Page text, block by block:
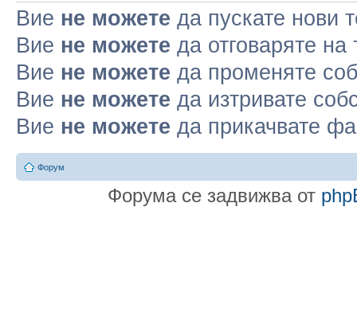
Вие не можете да пускате нови
Вие не можете да отговаряте на
Вие не можете да променяте
Вие не можете да изтривате
Вие не можете да прикачвате
Форум
Форума се задвижва от